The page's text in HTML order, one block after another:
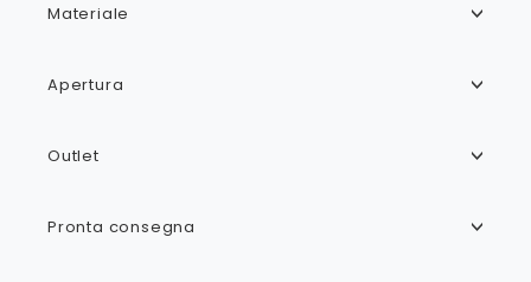
Materiale
Apertura
Outlet
Pronta consegna